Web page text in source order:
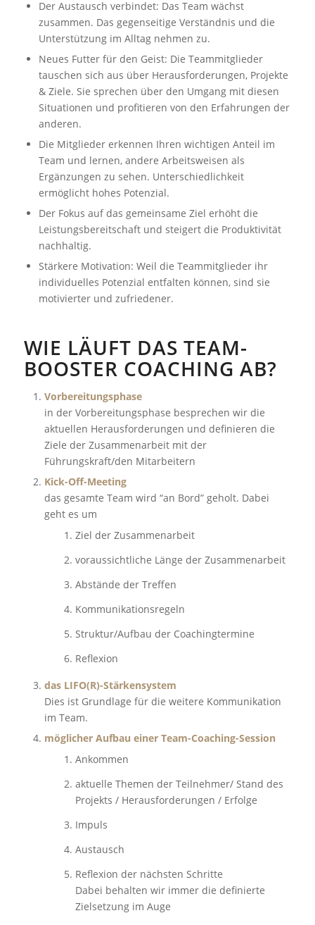
Der Austausch verbindet: Das Team wächst
zusammen. Das gegenseitige Verständnis und die
Unterstützung im Alltag nehmen zu.
Neues Futter für den Geist: Die Teammitglieder
tauschen sich aus über Herausforderungen, Projekte
& Ziele. Sie sprechen über den Umgang mit diesen
Situationen und profitieren von den Erfahrungen der
anderen.
Die Mitglieder erkennen Ihren wichtigen Anteil im
Team und lernen, andere Arbeitsweisen als
Ergänzungen zu sehen. Unterschiedlichkeit
ermöglicht hohes Potenzial.
Der Fokus auf das gemeinsame Ziel erhöht die
Leistungsbereitschaft und steigert die Produktivität
nachhaltig.
Stärkere Motivation: Weil die Teammitglieder ihr
individuelles Potenzial entfalten können, sind sie
motivierter und zufriedener.
WIE LÄUFT DAS TEAM-
BOOSTER COACHING AB?
Vorbereitungsphase
in der Vorbereitungsphase besprechen wir die
aktuellen Herausforderungen und definieren die
Ziele der Zusammenarbeit mit der
Führungskraft/den Mitarbeitern
Kick-Off-Meeting
das gesamte Team wird “an Bord” geholt. Dabei
geht es um
Ziel der Zusammenarbeit
voraussichtliche Länge der Zusammenarbeit
Abstände der Treffen
Kommunikationsregeln
Struktur/Aufbau der Coachingtermine
Reflexion
das LIFO(R)-Stärkensystem
Dies ist Grundlage für die weitere Kommunikation
im Team.
möglicher Aufbau einer Team-Coaching-Session
Ankommen
aktuelle Themen der Teilnehmer/ Stand des
Projekts / Herausforderungen / Erfolge
Impuls
Austausch
Reflexion der nächsten Schritte
Dabei behalten wir immer die definierte
Zielsetzung im Auge